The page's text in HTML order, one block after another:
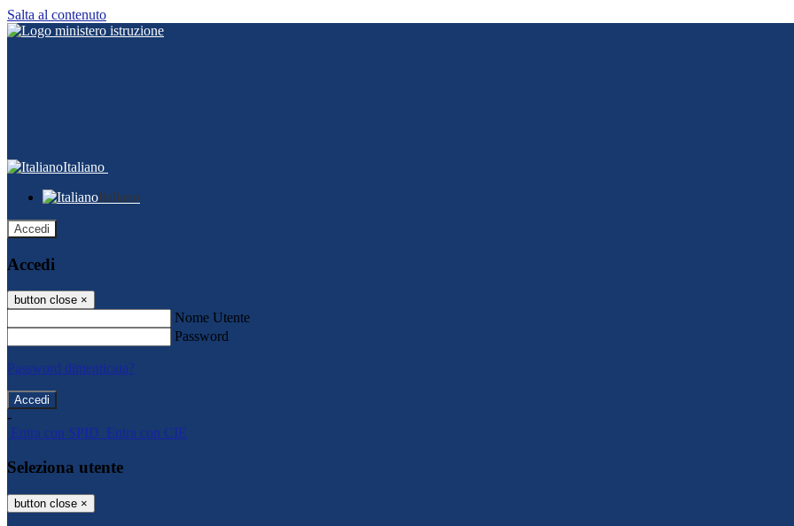
Salta al contenuto
Italiano
Italiano
Accedi
Accedi
button close ×
Nome Utente
Password
Password dimenticata?
-
Entra con SPID Entra con CIE
Seleziona utente
button close ×